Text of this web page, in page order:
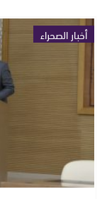
أخبار الصحراء